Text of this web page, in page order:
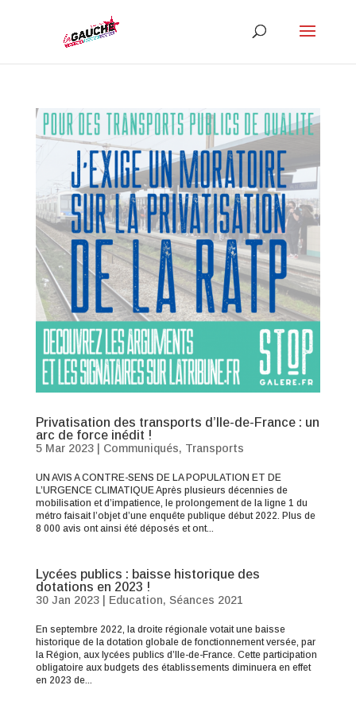
Privatisation des transports d’Ile-de-France : un
arc de force inédit !
5 Mar 2023| Communiqués, Transports
UN AVIS A CONTRE-SENS DE LA POPULATION ET DE
L’URGENCE CLIMATIQUE Après plusieurs décennies de
mobilisation et d’impatience, le prolongement de la ligne 1 du
métro faisait l’objet d’une enquête publique début 2022. Plus de
8 000 avis ont ainsi été déposés et ont...
Lycées publics : baisse historique des
dotations en 2023 !
30 Jan 2023| Education, Séances 2021
En septembre 2022, la droite régionale votait une baisse
historique de la dotation globale de fonctionnement versée, par
la Région, aux lycées publics d’Ile-de-France. Cette participation
obligatoire aux budgets des établissements diminuera en effet
en 2023 de...